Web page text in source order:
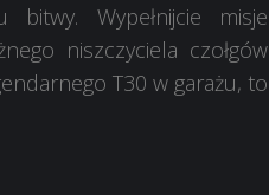
Wypełnijcie misje
niszczyciela czołgów
T30 w garażu, to